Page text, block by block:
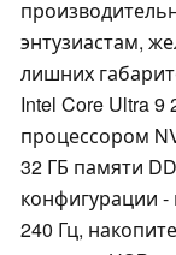
энтузиастам,
лишних
Intel Core Ultra
процессором
32 ГБ памяти
конфигурации
240 Гц,